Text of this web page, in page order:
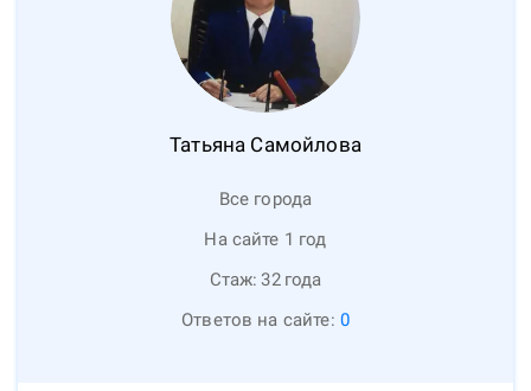
Татьяна Самойлова
Все города
На сайте 1 год
Стаж: 32 года
Ответов на сайте: 0